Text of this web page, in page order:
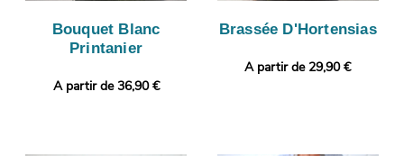
Bouquet Blanc
Printanier
A partir de 36,90 €
Brassée D'Hortensias
A partir de 29,90 €